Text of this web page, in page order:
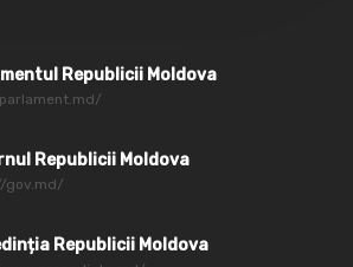
Republicii Moldova
Republicii Moldova
gov.md/
Republicii Moldova